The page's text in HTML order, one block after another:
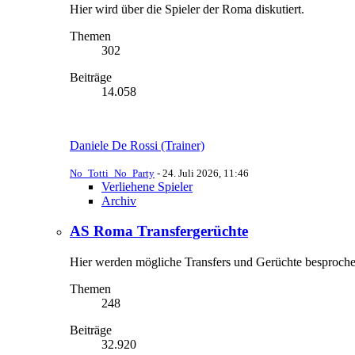
Hier wird über die Spieler der Roma diskutiert.
Themen
302
Beiträge
14.058
Daniele De Rossi (Trainer)
No_Totti_No_Party - 24. Juli 2026, 11:46
Verliehene Spieler
Archiv
AS Roma Transfergerüchte
Hier werden mögliche Transfers und Gerüchte
Themen
248
Beiträge
32.920